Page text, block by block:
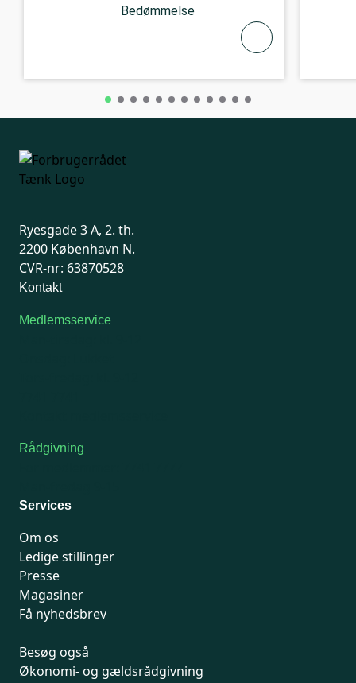
Bedømmelse
Ryesgade 3 A, 2. th.
2200 København N.
CVR-nr: 63870528
Kontakt
Medlemsservice
Rådgivning
Services
Om os
Ledige stillinger
Presse
Magasiner
Få nyhedsbrev
Besøg også
Økonomi- og gældsrådgivning